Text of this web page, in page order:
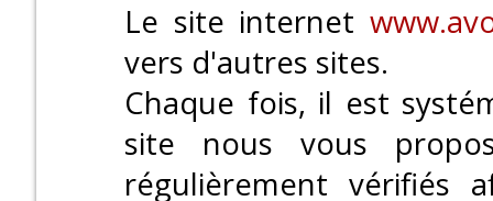
Le site internet
vers d'autres sites.
Chaque fois, il est
site nous vous
régulièrement